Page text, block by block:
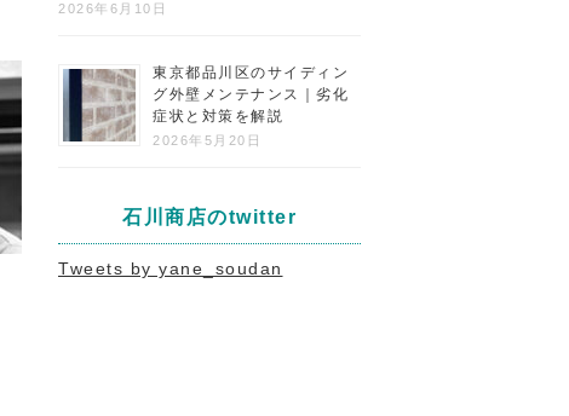
2026年6月10日
東京都品川区のサイディン
グ外壁メンテナンス｜劣化
症状と対策を解説
2026年5月20日
石川商店のtwitter
Tweets by yane_soudan